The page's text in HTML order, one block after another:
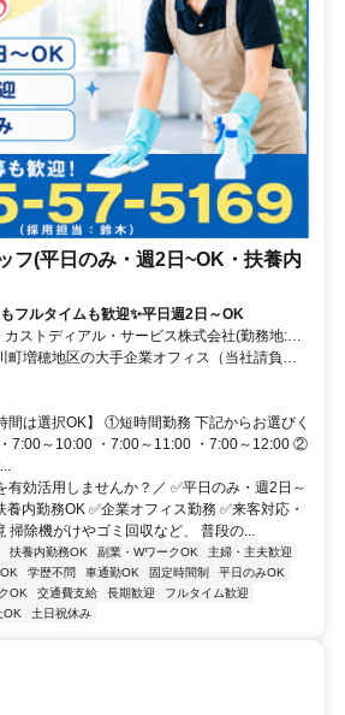
フ(平日のみ・週2日~OK・扶養内
フルタイムも歓迎✨平日週2日～OK
カストディアル・サービス株式会社(勤務地:富
町増穂地区の大手企業オフィス（当社請負
間は選択OK】 ①短時間勤務 下記からお選びく
7:00～10:00 ・7:00～11:00 ・7:00～12:00 ②
有効活用しませんか？／ ✅平日のみ・週2日～
養内勤務OK ✅企業オフィス勤務 ✅来客対応・
掃除機がけやゴミ回収など、 普段の...
扶養内勤務OK 副業・WワークOK
主婦・主夫歓迎
学歴不問 車通勤OK 固定時間制
平日のみOK
OK 交通費支給 長期歓迎
フルタイム歓迎
OK 土日祝休み